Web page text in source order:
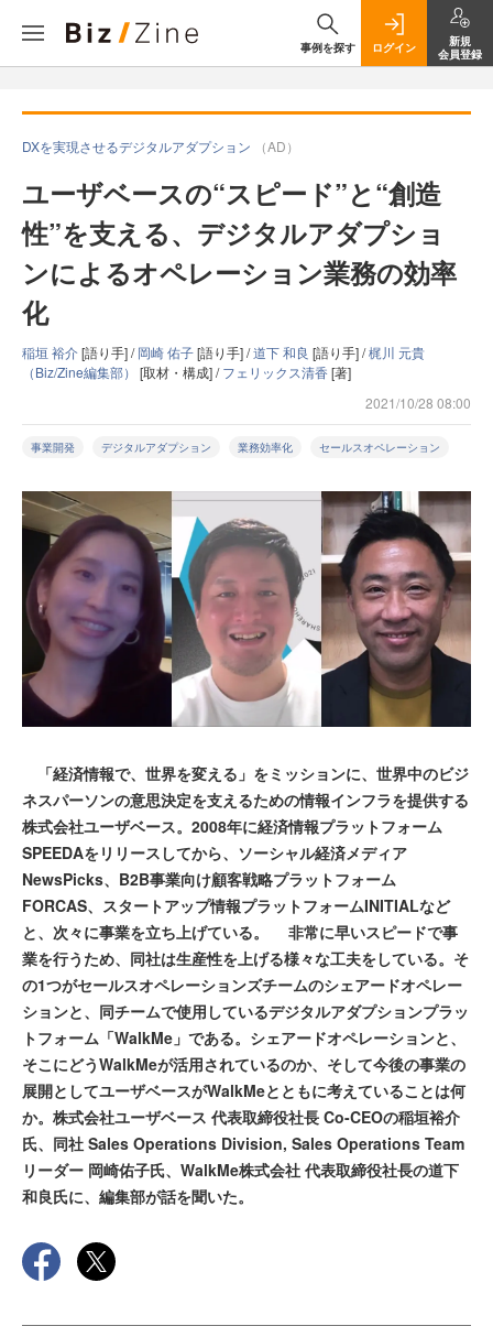
事例を探す ログイン
新規
会員登録
DXを実現させるデジタルアダプション （AD）
ユーザベースの“スピード”と“創造
性”を支える、デジタルアダプショ
ンによるオペレーション業務の効率
化
稲垣 裕介[語り手] /岡崎 佑子[語り手] /道下 和良 [語り手] /梶川 元貴
（Biz/Zine編集部） [取材・構成] /フェリックス清香[著]
2021/10/28 08:00
事業開発 デジタルアダプション 業務効率化 セールスオペレーション
「経済情報で、世界を変える」をミッションに、世界中のビジ
ネスパーソンの意思決定を支えるための情報インフラを提供する
株式会社ユーザベース。2008年に経済情報プラットフォーム
SPEEDAをリリースしてから、ソーシャル経済メディア
NewsPicks、B2B事業向け顧客戦略プラットフォーム
FORCAS、スタートアップ情報プラットフォームINITIALなど
と、次々に事業を立ち上げている。 非常に早いスピードで事
業を行うため、同社は生産性を上げる様々な工夫をしている。そ
の1つがセールスオペレーションズチームのシェアードオペレー
ションと、同チームで使用しているデジタルアダプションプラッ
トフォーム「WalkMe」である。シェアードオペレーションと、
そこにどうWalkMeが活用されているのか、そして今後の事業の
展開としてユーザベースがWalkMeとともに考えていることは何
か。株式会社ユーザベース 代表取締役社長 Co-CEOの稲垣裕介
氏、同社 Sales Operations Division, Sales Operations Team
リーダー 岡崎佑子氏、WalkMe株式会社 代表取締役社長の道下
和良氏に、編集部が話を聞いた。